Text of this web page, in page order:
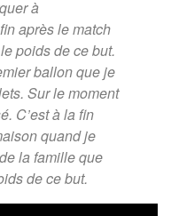
à
après le match
poids de ce but.
ballon que je
Sur le moment
C’est à la fin
quand je
la famille que
de ce but.